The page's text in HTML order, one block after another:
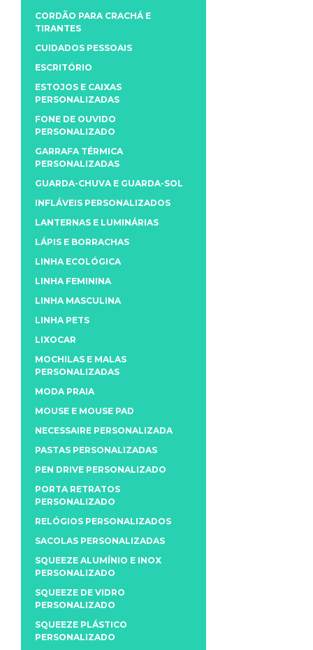
CORDÃO PARA CRACHÁ E
TIRANTES
CUIDADOS PESSOAIS
ESCRITÓRIO
ESTOJOS E CAIXAS
PERSONALIZADAS
FONE DE OUVIDO
PERSONALIZADO
GARRAFA TÉRMICA
PERSONALIZADAS
GUARDA-CHUVA E GUARDA-SOL
INFLÁVEIS PERSONALIZADOS
LANTERNAS E LUMINÁRIAS
LÁPIS E BORRACHAS
LINHA ECOLÓGICA
LINHA FEMININA
LINHA MASCULINA
LINHA PETS
LIXOCAR
MOCHILAS E MALAS
PERSONALIZADAS
MODA PRAIA
MOUSE E MOUSE PAD
NECESSAIRE PERSONALIZADA
PASTAS PERSONALIZADAS
PEN DRIVE PERSONALIZADO
PORTA RETRATOS
PERSONALIZADO
RELÓGIOS PERSONALIZADOS
SACOLAS PERSONALIZADAS
SQUEEZE ALUMÍNIO E INOX
PERSONALIZADO
SQUEEZE DE VIDRO
PERSONALIZADO
SQUEEZE PLÁSTICO
PERSONALIZADO